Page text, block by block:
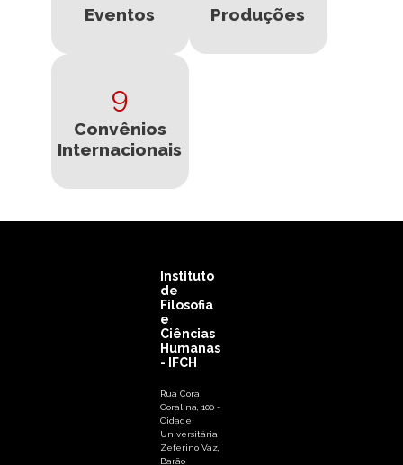
Eventos Produções
Convênios
Internacionais
9
Instituto
de
Filosofia
e
Ciências
Humanas
- IFCH
Rua Cora
Coralina, 100 -
Cidade
Universitária
Zeferino Vaz,
Barão